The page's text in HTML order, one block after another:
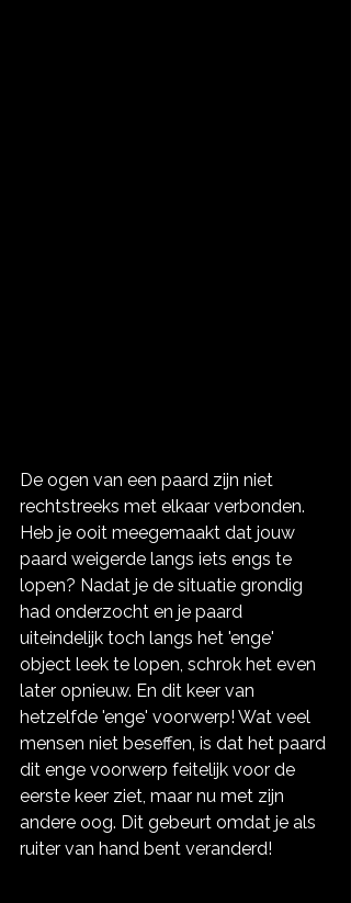
De ogen van een paard zijn niet
rechtstreeks met elkaar verbonden.
Heb je ooit meegemaakt dat jouw
paard weigerde langs iets engs te
lopen? Nadat je de situatie grondig
had onderzocht en je paard
uiteindelijk toch langs het 'enge'
object leek te lopen, schrok het even
later opnieuw. En dit keer van
hetzelfde 'enge' voorwerp! Wat veel
mensen niet beseffen, is dat het paard
dit enge voorwerp feitelijk voor de
eerste keer ziet, maar nu met zijn
andere oog. Dit gebeurt omdat je als
ruiter van hand bent veranderd!